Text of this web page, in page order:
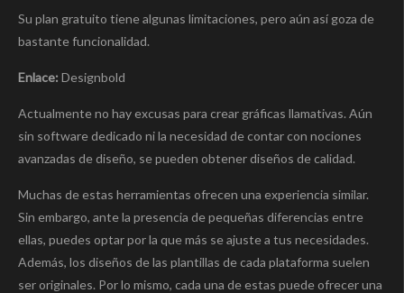
Su plan gratuito tiene algunas limitaciones, pero aún así goza de
bastante funcionalidad.
Enlace: Designbold
Actualmente no hay excusas para crear gráficas llamativas. Aún
sin software dedicado ni la necesidad de contar con nociones
avanzadas de diseño, se pueden obtener diseños de calidad.
Muchas de estas herramientas ofrecen una experiencia similar.
Sin embargo, ante la presencia de pequeñas diferencias entre
ellas, puedes optar por la que más se ajuste a tus necesidades.
Además, los diseños de las plantillas de cada plataforma suelen
ser originales. Por lo mismo, cada una de estas puede ofrecer una